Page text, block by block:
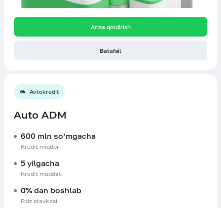
Ariza qoldirish
Batafsil
Avtokredit
Auto ADM
600 mln so‘mgacha
Kredit miqdori
5 yilgacha
Kredit muddati
0% dan boshlab
Foiz stavkasi